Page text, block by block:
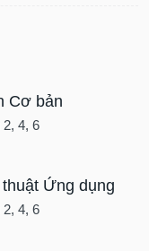
Cơ bản
2, 4, 6
Ứng dụng
2, 4, 6